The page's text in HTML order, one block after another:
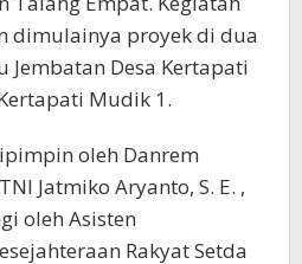
dimulainya proyek di dua
Desa Kertapati
Mudik 1.
oleh Danrem
Jatmiko Aryanto, S. E. ,
oleh Asisten
Rakyat Setda